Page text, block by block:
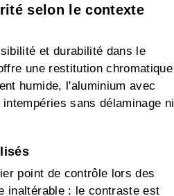
selon le contexte
et durabilité dans le
une restitution chromatique
humide, l'aluminium avec
sans délaminage ni
point de contrôle lors des
inaltérable : le contraste est